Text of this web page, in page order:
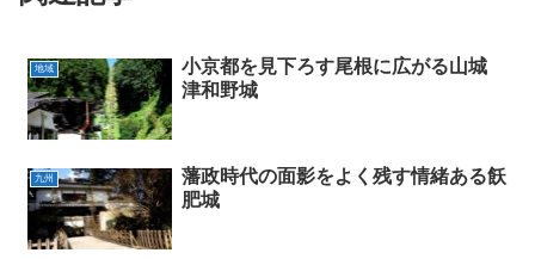
地域
小京都を見下ろす尾根に広がる山城
津和野城
九州
藩政時代の面影をよく残す情緒ある飫
肥城